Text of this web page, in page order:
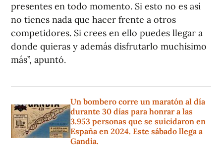
presentes en todo momento. Si esto no es así
no tienes nada que hacer frente a otros
competidores. Si crees en ello puedes llegar a
donde quieras y además disfrutarlo muchísimo
más”, apuntó.
Un bombero corre un maratón al día
durante 30 días para honrar a las
3.953 personas que se suicidaron en
España en 2024. Este sábado llega a
Gandia.